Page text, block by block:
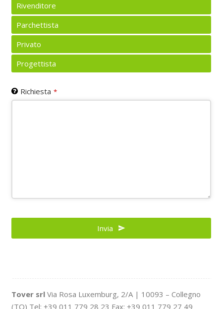
Rivenditore
Parchettista
Privato
Progettista
Richiesta *
Your
Invia
Tover srl Via Rosa Luxemburg, 2/A | 10093 – Collegno
(TO) Tel: +39 011 779 28 23 Fax: +39 011 779 27 49